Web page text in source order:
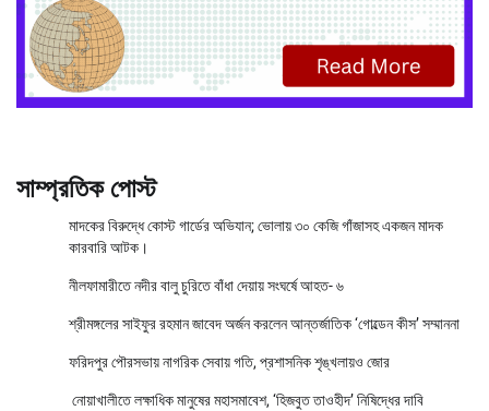
সাম্প্রতিক পোস্ট
মাদকের বিরুদ্ধে কোস্ট গার্ডের অভিযান; ভোলায় ৩০ কেজি গাঁজাসহ একজন মাদক
কারবারি আটক।
নীলফামারীতে নদীর বালু চুরিতে বাঁধা দেয়ায় সংঘর্ষে আহত- ৬
শ্রীমঙ্গলের সাইফুর রহমান জাবেদ অর্জন করলেন আন্তর্জাতিক ‘গোল্ডেন কীস’ সম্মাননা
ফরিদপুর পৌরসভায় নাগরিক সেবায় গতি, প্রশাসনিক শৃঙ্খলায়ও জোর
নোয়াখালীতে লক্ষাধিক মানুষের মহাসমাবেশ, ‘হিজবুত তাওহীদ’ নিষিদ্ধের দাবি